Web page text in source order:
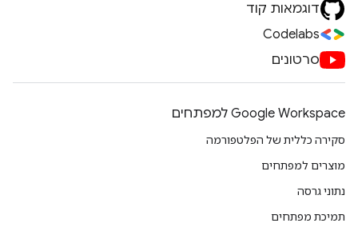
דוגמאות קוד
Codelabs
סרטונים
Google Workspace למפתחים
סקירה כללית של הפלטפורמה
מוצרים למפתחים
נתוני גרסה
תמיכת מפתחים